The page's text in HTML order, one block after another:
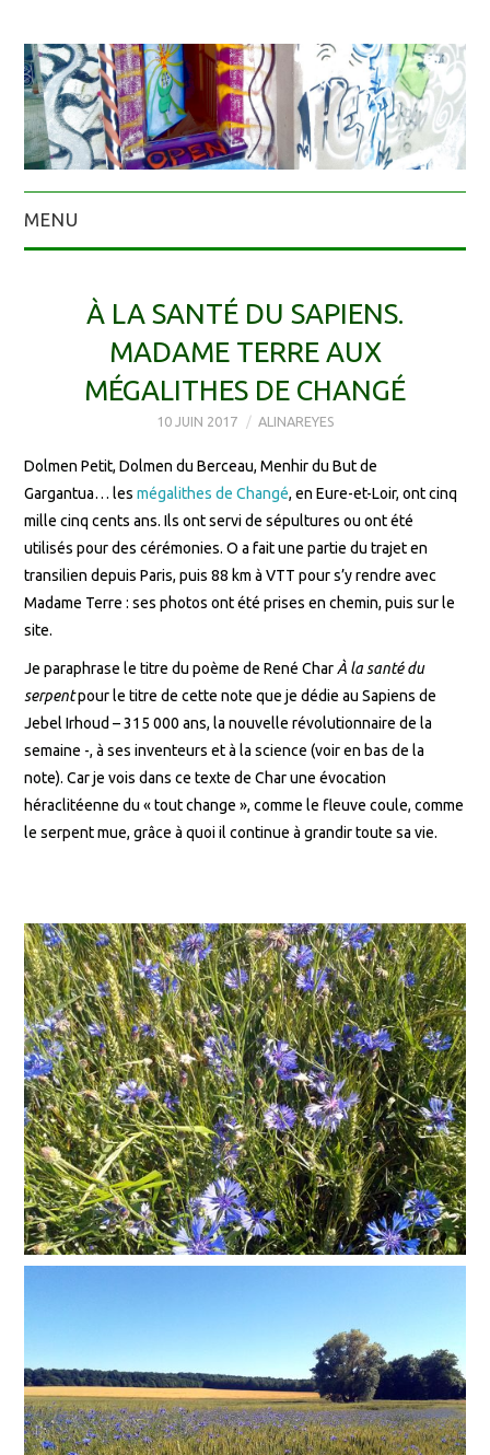
MENU
À LA SANTÉ DU SAPIENS.
MADAME TERRE AUX
MÉGALITHES DE CHANGÉ
10 JUIN 2017 ALINAREYES
Dolmen Petit, Dolmen du Berceau, Menhir du But de
Gargantua… lesmégalithes de Changé, en Eure-et-Loir, ont cinq
mille cinq cents ans. Ils ont servi de sépultures ou ont été
utilisés pour des cérémonies. O a fait une partie du trajet en
transilien depuis Paris, puis 88 km à VTT pour s’y rendre avec
Madame Terre : ses photos ont été prises en chemin, puis sur le
site.
Je paraphrase le titre du poème de René Char À la santé du
serpentpour le titre de cette note que je dédie au Sapiens de
Jebel Irhoud – 315 000 ans, la nouvelle révolutionnaire de la
semaine -, à ses inventeurs et à la science (voir en bas de la
note). Car je vois dans ce texte de Char une évocation
héraclitéenne du « tout change », comme le fleuve coule, comme
le serpent mue, grâce à quoi il continue à grandir toute sa vie.